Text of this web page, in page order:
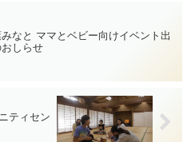
なと ママとベビー向けイベント出
おしらせ
ティセン